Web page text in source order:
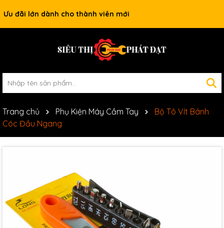
Ưu đãi lớn dành cho thành viên mới
Trang chủ Phụ Kiện Máy Cầm Tay
Bộ Tô Vít Bánh
Cóc Đầu Ngang